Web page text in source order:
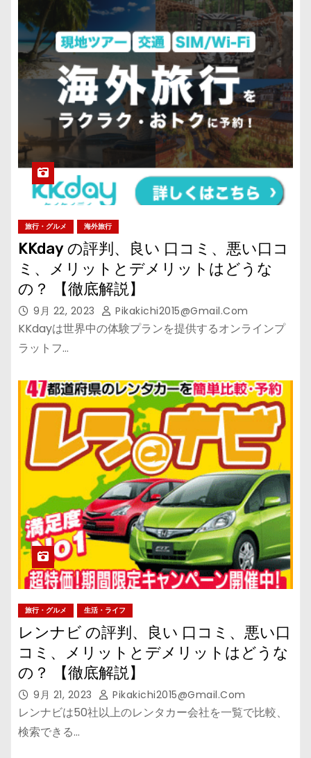
旅行・グルメ 海外旅行
KKday の評判、良い 口コミ、悪い口コ
ミ、メリットとデメリットはどうな
の？ 【徹底解説】
9月 22, 2023 Pikakichi2015@gmail.com
KKdayは世界中の体験プランを提供するオンラインプ
ラットフ…
旅行・グルメ 生活・ライフ
レンナビ の評判、良い 口コミ、悪い口
コミ、メリットとデメリットはどうな
の？ 【徹底解説】
9月 21, 2023 Pikakichi2015@gmail.com
レンナビは50社以上のレンタカー会社を一覧で比較、
検索できる…